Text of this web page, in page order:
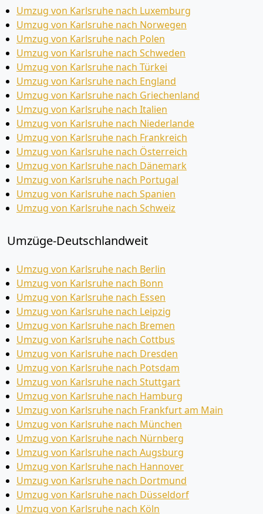
Umzug von Karlsruhe nach Luxemburg
Umzug von Karlsruhe nach Norwegen
Umzug von Karlsruhe nach Polen
Umzug von Karlsruhe nach Schweden
Umzug von Karlsruhe nach Türkei
Umzug von Karlsruhe nach England
Umzug von Karlsruhe nach Griechenland
Umzug von Karlsruhe nach Italien
Umzug von Karlsruhe nach Niederlande
Umzug von Karlsruhe nach Frankreich
Umzug von Karlsruhe nach Österreich
Umzug von Karlsruhe nach Dänemark
Umzug von Karlsruhe nach Portugal
Umzug von Karlsruhe nach Spanien
Umzug von Karlsruhe nach Schweiz
Umzüge-Deutschlandweit
Umzug von Karlsruhe nach Berlin
Umzug von Karlsruhe nach Bonn
Umzug von Karlsruhe nach Essen
Umzug von Karlsruhe nach Leipzig
Umzug von Karlsruhe nach Bremen
Umzug von Karlsruhe nach Cottbus
Umzug von Karlsruhe nach Dresden
Umzug von Karlsruhe nach Potsdam
Umzug von Karlsruhe nach Stuttgart
Umzug von Karlsruhe nach Hamburg
Umzug von Karlsruhe nach Frankfurt am Main
Umzug von Karlsruhe nach München
Umzug von Karlsruhe nach Nürnberg
Umzug von Karlsruhe nach Augsburg
Umzug von Karlsruhe nach Hannover
Umzug von Karlsruhe nach Dortmund
Umzug von Karlsruhe nach Düsseldorf
Umzug von Karlsruhe nach Köln